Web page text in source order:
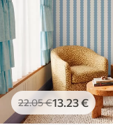
22.05€13.23€